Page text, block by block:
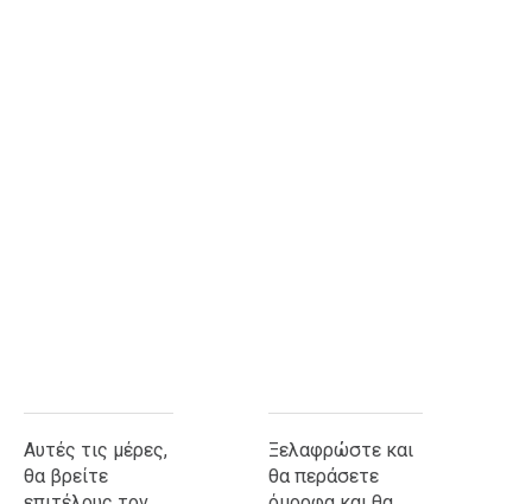
Αυτές τις μέρες,
θα βρείτε
Ξελαφρώστε και
θα περάσετε